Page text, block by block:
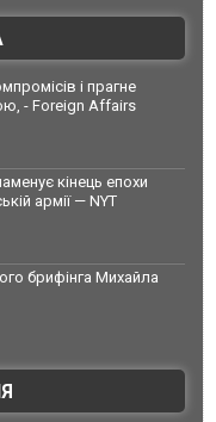
і прагне
- Foreign Affairs
кінець епохи
армії — NYT
брифінга Михайла